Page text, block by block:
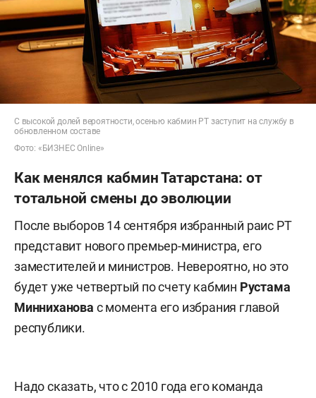
С высокой долей вероятности, осенью кабмин РТ заступит на службу в
обновленном составе
Фото: «БИЗНЕС Online»
Как менялся кабмин Татарстана: от
тотальной смены до эволюции
После выборов 14 сентября избранный раис РТ
представит нового премьер-министра, его
заместителей и министров. Невероятно, но это
будет уже четвертый по счету кабмин Рустама
Минниханова с момента его избрания главой
республики.
Надо сказать, что с 2010 года его команда